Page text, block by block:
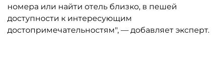
номера или найти отель близко, в пешей
доступности к интересующим
достопримечательностям", — добавляет эксперт.